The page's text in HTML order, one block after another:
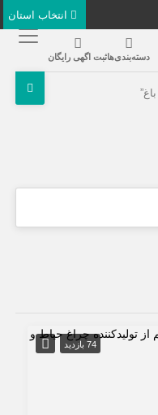
دسته‌بندی‌هاثبت اگهی رایگان
74 بازدید